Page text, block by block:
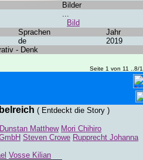
Bilder
...
Bild
Sprachen
Jahr
de
2019
- Denk
Seite 1 von 11 ..8/
( Entdeckt die Story )
Dunstan Matthew Mori Chihiro
Steven Crowe Rupprecht Johanna
Vosse Kilian